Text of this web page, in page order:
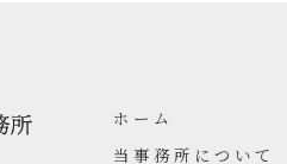
ホーム
当事務所について